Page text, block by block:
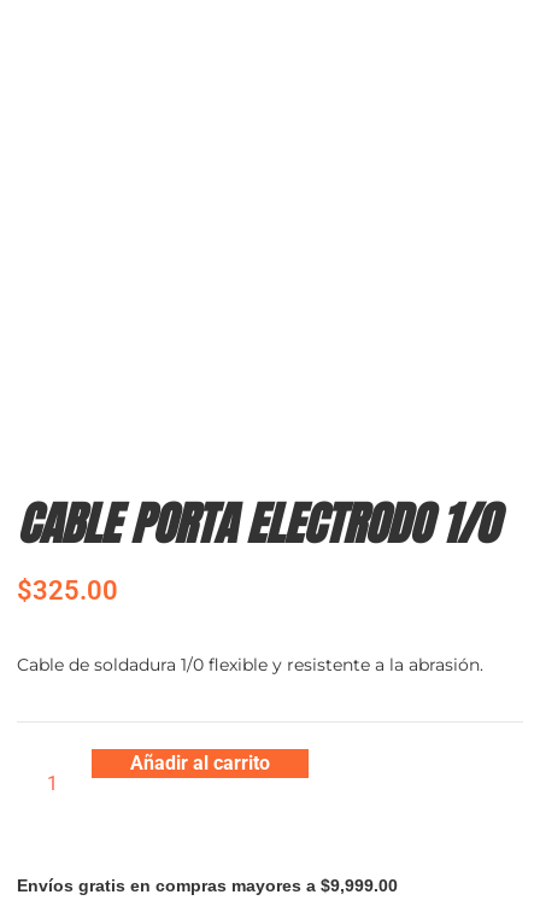
CABLE PORTA ELECTRODO 1/0
$325.00
Cable de soldadura 1/0 flexible y resistente a la abrasión.
Añadir al carrito
Envíos gratis en compras mayores a $9,999.00